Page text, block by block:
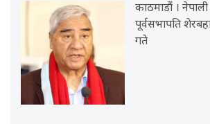
काठमाडौं ।
पूर्वसभापति
गते